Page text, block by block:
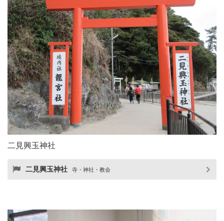
二見興玉神社
二見興玉神社 寺・神社・教会